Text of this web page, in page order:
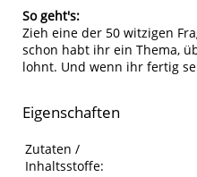
So geht's:
Zieh eine der 50 witzigen
schon habt ihr ein Thema,
lohnt. Und wenn ihr fertig
Eigenschaften
Eigenschaften des Produkts
Eigenschaft
Zutaten /
Inhaltsstoffe: